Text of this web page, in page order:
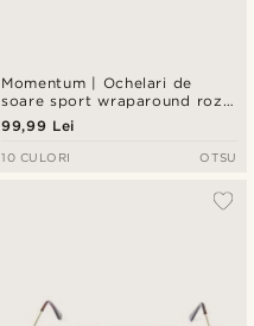
Momentum | Ochelari de
soare sport wraparound roz
cu galben
99,99 Lei
10 CULORI OTSU